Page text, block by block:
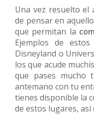
Una vez resuelto
de pensar en
que permitan la
Ejemplos de
Disneyland o
los que acude
que pases mucho
antemano con tu
tienes disponible la
de estos lugares, así